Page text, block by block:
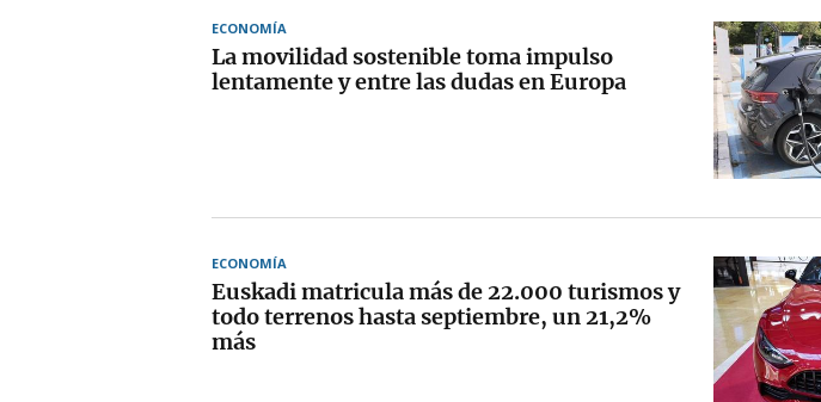
ECONOMÍA
La movilidad sostenible toma impulso
lentamente y entre las dudas en Europa
ECONOMÍA
Euskadi matricula más de 22.000 turismos y
todo terrenos hasta septiembre, un 21,2%
más